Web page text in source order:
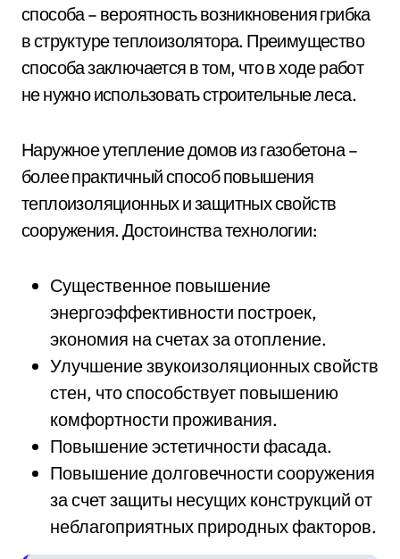
способа – вероятность возникновения грибка
в структуре теплоизолятора. Преимущество
способа заключается в том, что в ходе работ
не нужно использовать строительные леса.
Наружное утепление домов из газобетона –
более практичный способ повышения
теплоизоляционных и защитных свойств
сооружения. Достоинства технологии:
Существенное повышение
энергоэффективности построек,
экономия на счетах за отопление.
Улучшение звукоизоляционных свойств
стен, что способствует повышению
комфортности проживания.
Повышение эстетичности фасада.
Повышение долговечности сооружения
за счет защиты несущих конструкций от
неблагоприятных природных факторов.